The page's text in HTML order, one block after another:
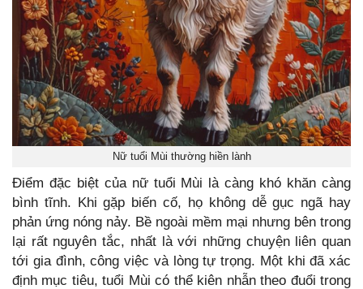
Nữ tuổi Mùi thường hiền lành
Điểm đặc biệt của nữ tuổi Mùi là càng khó khăn càng
bình tĩnh. Khi gặp biến cố, họ không dễ gục ngã hay
phản ứng nóng nảy. Bề ngoài mềm mại nhưng bên trong
lại rất nguyên tắc, nhất là với những chuyện liên quan
tới gia đình, công việc và lòng tự trọng. Một khi đã xác
định mục tiêu, tuổi Mùi có thể kiên nhẫn theo đuổi trong